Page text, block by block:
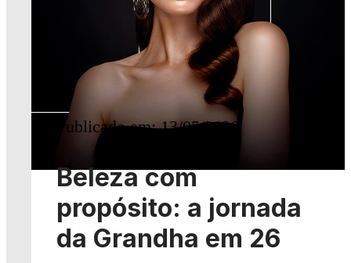
Publicado em: 13/05/2026
Beleza com
propósito: a jornada
da Grandha em 26
anos
Editorial
Leia mais